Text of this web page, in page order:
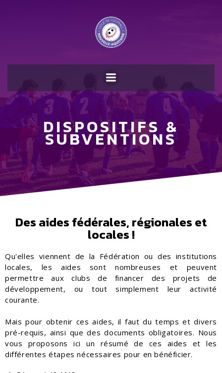
DISPOSITIFS &
SUBVENTIONS
Des aides fédérales, régionales et
locales !
Qu'elles viennent de la Fédération ou des institutions
locales, les aides sont nombreuses et peuvent
permettre aux clubs de financer des projets de
développement, ou tout simplement leur activité
courante.
Mais pour obtenir ces aides, il faut du temps et divers
pré-requis, ainsi que des documents obligatoires. Nous
vous proposons ici un résumé de ces aides et les
différentes étapes nécessaires pour en bénéficier.